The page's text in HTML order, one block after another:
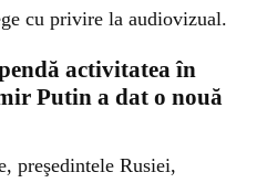
cu privire la audiovizual.
activitatea în
Putin a dat o nouă
preşedintele Rusiei,